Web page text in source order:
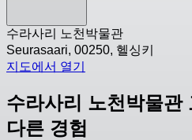
수라사리 노천박물관
Seurasaari, 00250, 헬싱키
지도에서 열기
수라사리 노천박물관
다른 경험